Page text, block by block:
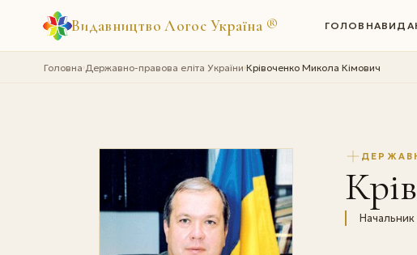
Видавництво Логос Україна ® ГОЛОВНА
Головна›Державно-правова еліта України›Крівоченко Микола Кімович
Начальник